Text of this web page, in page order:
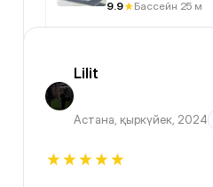
9.9 Бассейн 25 м
Lilit
Астана, қыркүйек, 2024